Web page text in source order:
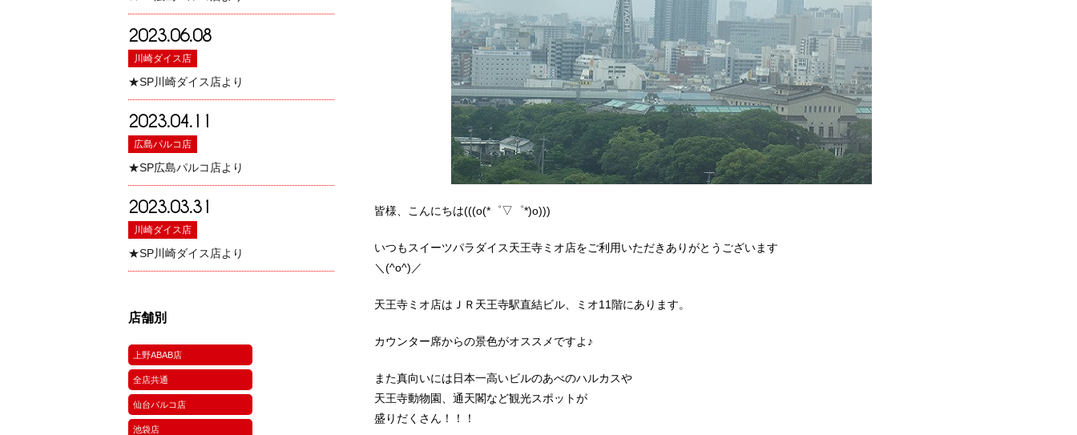
2023.06.08
川崎ダイス店
★SP川崎ダイス店より
2023.04.11
広島パルコ店
★SP広島パルコ店より
2023.03.31
川崎ダイス店
★SP川崎ダイス店より
店舗別
上野ABAB店
全店共通
仙台パルコ店
池袋店
皆様、こんにちは(((o(*゜▽゜*)o)))
いつもスイーツパラダイス天王寺ミオ店をご利用いただきありがとうございます
＼(^o^)／
天王寺ミオ店はＪＲ天王寺駅直結ビル、ミオ11階にあります。
カウンター席からの景色がオススメですよ♪
また真向いには日本一高いビルのあべのハルカスや
天王寺動物園、通天閣など観光スポットが
盛りだくさん！！！